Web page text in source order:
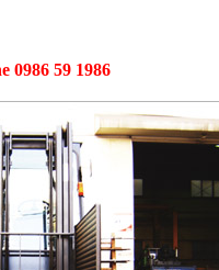
0986 59 1986